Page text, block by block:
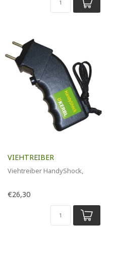
VIEHTREIBER
Viehtreiber HandyShock,
€26,30